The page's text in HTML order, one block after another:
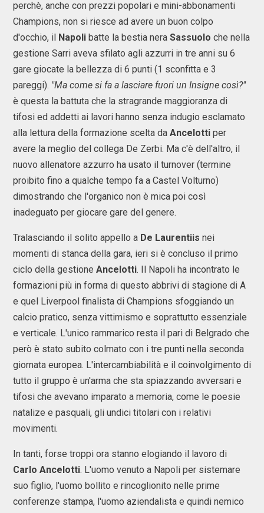
perchè, anche con prezzi popolari e mini-abbonamenti
Champions, non si riesce ad avere un buon colpo
d'occhio, il Napoli batte la bestia nera Sassuolo che nella
gestione Sarri aveva sfilato agli azzurri in tre anni su 6
gare giocate la bellezza di 6 punti (1 sconfitta e 3
pareggi). "Ma come si fa a lasciare fuori un Insigne così?"
è questa la battuta che la stragrande maggioranza di
tifosi ed addetti ai lavori hanno senza indugio esclamato
alla lettura della formazione scelta da Ancelotti per
avere la meglio del collega De Zerbi. Ma c'è dell'altro, il
nuovo allenatore azzurro ha usato il turnover (termine
proibito fino a qualche tempo fa a Castel Volturno)
dimostrando che l'organico non è mica poi così
inadeguato per giocare gare del genere.
Tralasciando il solito appello a De Laurentiis nei
momenti di stanca della gara, ieri si è concluso il primo
ciclo della gestione Ancelotti. Il Napoli ha incontrato le
formazioni più in forma di questo abbrivi di stagione di A
e quel Liverpool finalista di Champions sfoggiando un
calcio pratico, senza vittimismo e soprattutto essenziale
e verticale. L'unico rammarico resta il pari di Belgrado che
però è stato subito colmato con i tre punti nella seconda
giornata europea. L'intercambiabilità e il coinvolgimento di
tutto il gruppo è un'arma che sta spiazzando avversari e
tifosi che avevano imparato a memoria, come le poesie
natalize e pasquali, gli undici titolari con i relativi
movimenti.
In tanti, forse troppi ora stanno elogiando il lavoro di
Carlo Ancelotti. L'uomo venuto a Napoli per sistemare
suo figlio, l'uomo bollito e rincoglionito nelle prime
conferenze stampa, l'uomo aziendalista e quindi nemico